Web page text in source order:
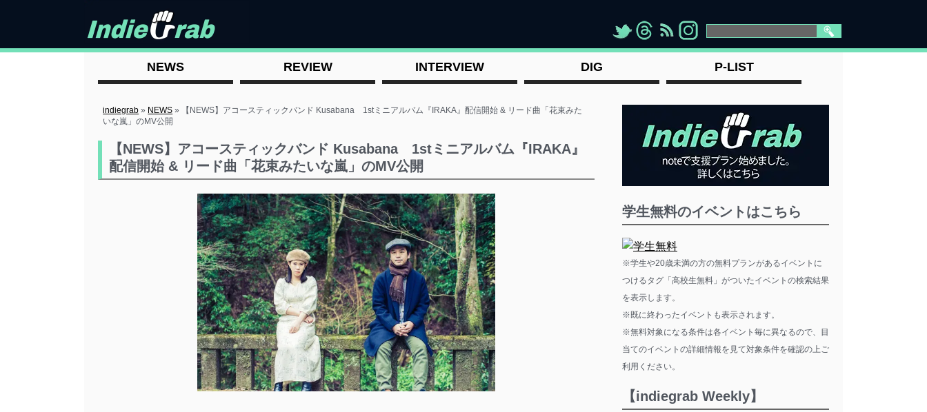
"> "> "> " >
NEWS REVIEW INTERVIEW DIG P-LIST
indiegrab » NEWS »
【NEWS】アコースティックバンド Kusabana 1stミニアルバム『IRAKA』配信開始 & リード曲「花束みた
いな嵐」のMV公開
【NEWS】アコースティックバンド Kusabana 1stミニアルバム『IRAKA』
配信開始 & リード曲「花束みたいな嵐」のMV公開
学生無料のイベントはこちら
※学生や20歳未満の方の無料プランがあるイベントに
つけるタグ「高校生無料」がついたイベントの検索結果
を表示します。
※既に終わったイベントも表示されます。
※無料対象になる条件は各イベント毎に異なるので、目
当てのイベントの詳細情報を見て対象条件を確認の上ご
利用ください。
【indiegrab Weekly】